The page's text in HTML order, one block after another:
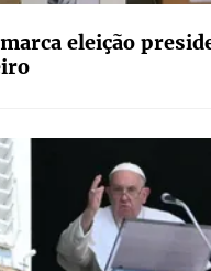
eleição